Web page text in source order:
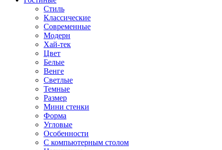
Стиль
Классические
Современные
Модерн
Хай-тек
Цвет
Белые
Венге
Светлые
Темные
Размер
Мини стенки
Форма
Угловые
Особенности
С компьютерным столом